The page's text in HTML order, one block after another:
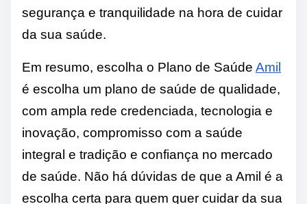
segurança e tranquilidade na hora de cuidar
da sua saúde.
Em resumo, escolha o Plano de Saúde Amil
é escolha um plano de saúde de qualidade,
com ampla rede credenciada, tecnologia e
inovação, compromisso com a saúde
integral e tradição e confiança no mercado
de saúde. Não há dúvidas de que a Amil é a
escolha certa para quem quer cuidar da sua